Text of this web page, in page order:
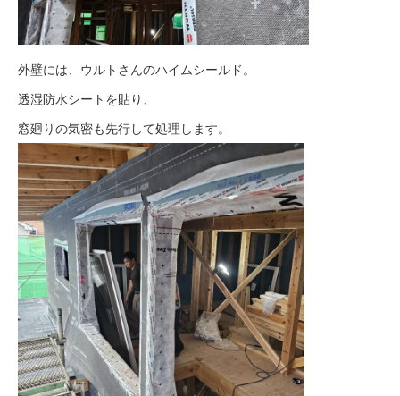
外壁には、ウルトさんのハイムシールド。
透湿防水シートを貼り、
窓廻りの気密も先行して処理します。